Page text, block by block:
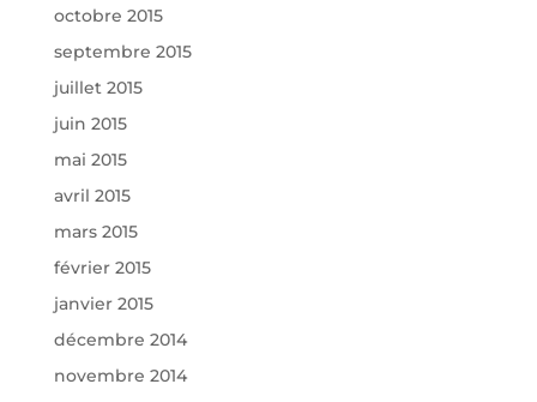
octobre 2015
septembre 2015
juillet 2015
juin 2015
mai 2015
avril 2015
mars 2015
février 2015
janvier 2015
décembre 2014
novembre 2014